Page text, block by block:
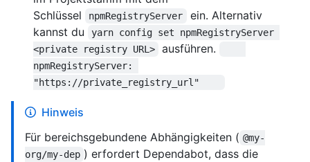
Schlüssel
npmRegistryServer
ein. Alternativ
kannst du
yarn config set npmRegistryServer
<private registry URL>
ausführen.
npmRegistryServer:
"https://private_registry_url"
Hinweis
Für bereichsgebundene Abhängigkeiten ( @my-
org/my-dep ) erfordert Dependabot, dass die